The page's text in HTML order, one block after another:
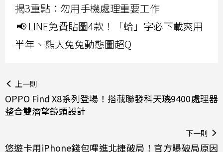
揭3重點：勿用手機處理重要工作
📢 LINE免費貼圖4款！「蛤」字必下載爽用
半年、熊大兔兔動態圖超Q
上一則
OPPO Find X8系列登場！搭載聯發科天璣9400處理器
整合雙潛望鏡頭設計
下一則
悠遊卡用iPhone錢包嗶進北捷破局！官方曝破局原因